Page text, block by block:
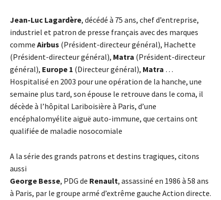
Jean-Luc Lagardère, décédé à 75 ans, chef d’entreprise,
industriel et patron de presse français avec des marques
comme Airbus (Président-directeur général), Hachette
(Président-directeur général), Matra (Président-directeur
général), Europe 1 (Directeur général), Matra …
Hospitalisé en 2003 pour une opération de la hanche, une
semaine plus tard, son épouse le retrouve dans le coma, il
décède à l’hôpital Lariboisière à Paris, d’une
encéphalomyélite aiguë auto-immune, que certains ont
qualifiée de maladie nosocomiale
A la série des grands patrons et destins tragiques, citons
aussi
George Besse, PDG de Renault, assassiné en 1986 à 58 ans
à Paris, par le groupe armé d’extrême gauche Action directe.